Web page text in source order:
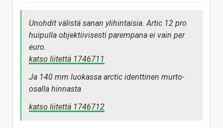
Unohdit välistä sanan ylihintaisia. Artic 12 pro
huipulla objektiivisesti parempana ei vain per
euro.
katso liitettä 1746711
Ja 140 mm luokassa arctic identtinen murto-
osalla hinnasta
katso liitettä 1746712